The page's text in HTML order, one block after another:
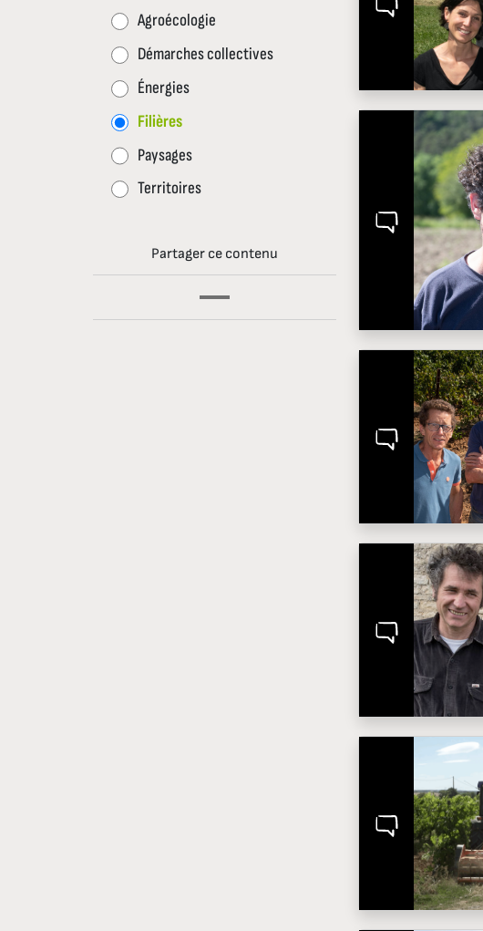
Agroécologie
Démarches collectives
Énergies
Filières
Paysages
Territoires
Partager ce contenu